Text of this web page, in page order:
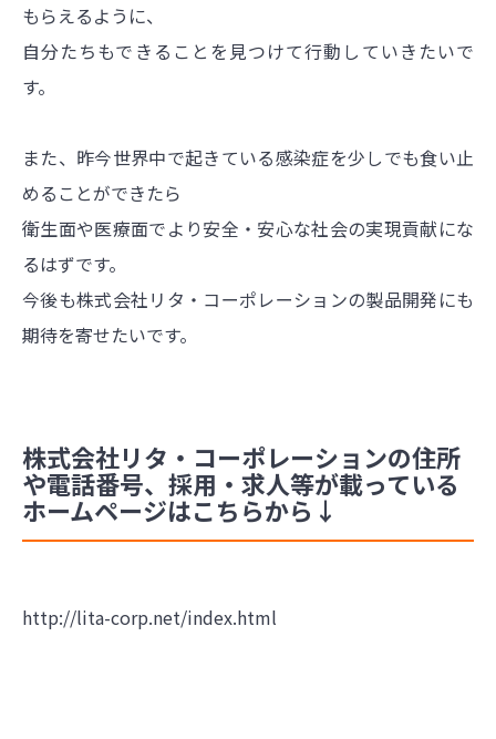
もらえるように、
自分たちもできることを見つけて行動していきたいで
す。
また、昨今世界中で起きている感染症を少しでも食い止
めることができたら
衛生面や医療面でより安全・安心な社会の実現貢献にな
るはずです。
今後も株式会社リタ・コーポレーションの製品開発にも
期待を寄せたいです。
株式会社リタ・コーポレーションの住所
や電話番号、採用・求人等が載っている
ホームページはこちらから↓
http://lita-corp.net/index.html